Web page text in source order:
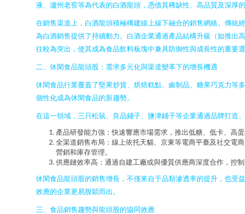
液、瀘州老窖等為代表的白酒龍頭，憑借其稀缺性、高品質及深厚
在銷售渠道上，白酒龍頭積極構建線上線下融合的銷售網絡。傳統
為白酒銷售提供了持續動力。白酒企業通過產品結構升級（如推出
往較為突出，使其成為食品飲料板塊中兼具防御性與成長性的重要選
二、休閑食品龍頭股：需求多元化與渠道變革下的增長機遇
休閑食品行業覆蓋了堅果炒貨、烘焙糕點、鹵制品、糖果巧克力等
個性化成為休閑食品的新趨勢。
在這一領域，三只松鼠、良品鋪子、鹽津鋪子等企業通過品牌打造
產品研發能力強：快速響應市場需求，推出低糖、低卡、高
全渠道銷售布局：線上依托天貓、京東等電商平臺及社交電
營銷和庫存管理。
供應鏈效率高：通過自建工廠或與優質供應商深度合作，控
休閑食品龍頭股的銷售增長，不僅來自于品類滲透率的提升，也受
效應的企業更易脫穎而出。
三、食品銷售趨勢與龍頭股的協同效應